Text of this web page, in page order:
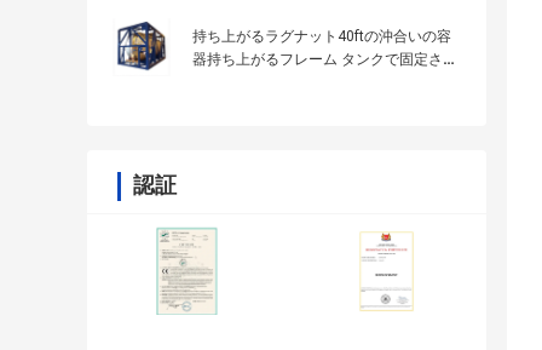
持ち上がるラグナット40ftの沖合いの容
器持ち上がるフレーム タンクで固定され
認証